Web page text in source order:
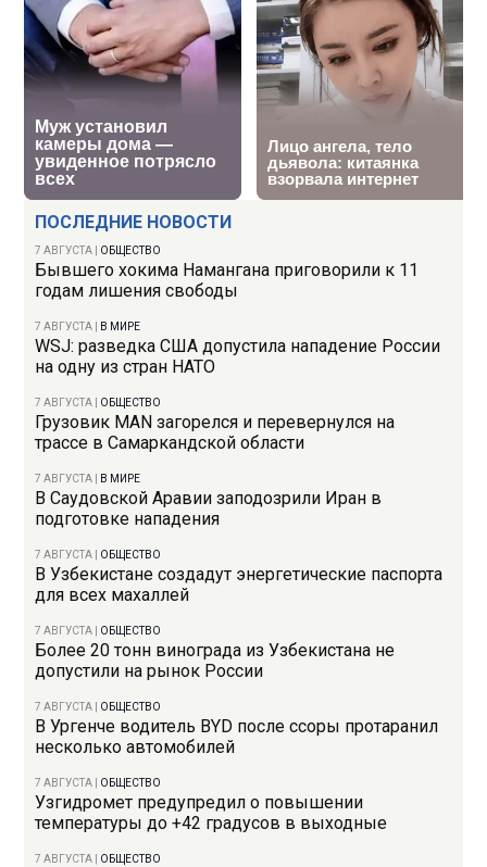
ПОСЛЕДНИЕ НОВОСТИ
7 АВГУСТА ОБЩЕСТВО
Бывшего хокима Намангана приговорили к 11
годам лишения свободы
7 АВГУСТА В МИРЕ
WSJ: разведка США допустила нападение России
на одну из стран НАТО
7 АВГУСТА ОБЩЕСТВО
Грузовик MAN загорелся и перевернулся на
трассе в Самаркандской области
7 АВГУСТА В МИРЕ
В Саудовской Аравии заподозрили Иран в
подготовке нападения
7 АВГУСТА ОБЩЕСТВО
В Узбекистане создадут энергетические паспорта
для всех махаллей
7 АВГУСТА ОБЩЕСТВО
Более 20 тонн винограда из Узбекистана не
допустили на рынок России
7 АВГУСТА ОБЩЕСТВО
В Ургенче водитель BYD после ссоры протаранил
несколько автомобилей
7 АВГУСТА ОБЩЕСТВО
Узгидромет предупредил о повышении
температуры до +42 градусов в выходные
7 АВГУСТА ОБЩЕСТВО